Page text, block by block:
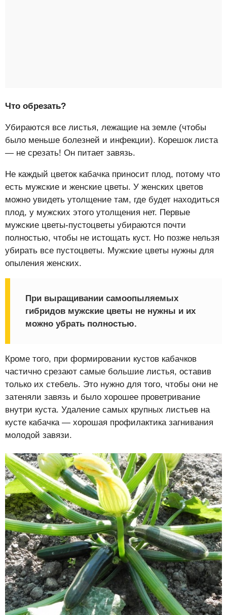
Что обрезать?
Убираются все листья, лежащие на земле (чтобы
было меньше болезней и инфекции). Корешок листа
— не срезать! Он питает завязь.
Не каждый цветок кабачка приносит плод, потому что
есть мужские и женские цветы. У женских цветов
можно увидеть утолщение там, где будет находиться
плод, у мужских этого утолщения нет. Первые
мужские цветы-пустоцветы убираются почти
полностью, чтобы не истощать куст. Но позже нельзя
убирать все пустоцветы. Мужские цветы нужны для
опыления женских.
При выращивании самоопыляемых
гибридов мужские цветы не нужны и их
можно убрать полностью.
Кроме того, при формировании кустов кабачков
частично срезают самые большие листья, оставив
только их стебель. Это нужно для того, чтобы они не
затеняли завязь и было хорошее проветривание
внутри куста. Удаление самых крупных листьев на
кусте кабачка — хорошая профилактика загнивания
молодой завязи.